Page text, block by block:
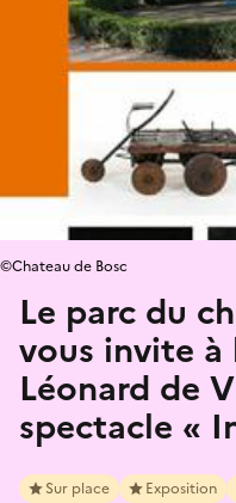
Le parc du
vous invite
Léonard de
spectacle «
Sur place Exposition
©Chateau de Bosc